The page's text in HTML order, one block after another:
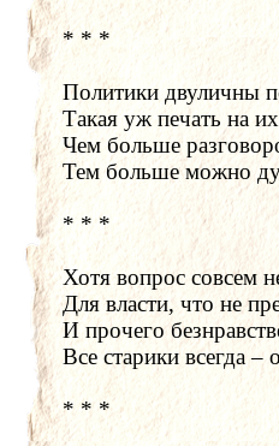
* * *
Политики двуличны
Такая уж печать на
Чем больше
Тем больше можно
* * *
Хотя вопрос совсем
Для власти, что не
И прочего
Все старики всегда –
* * *